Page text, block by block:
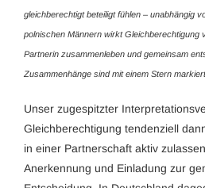
gleichberechtigt beteiligt fühlen – unabhängig
polnischen Männern wirkt Gleichberechtigung
Partnerin zusammenleben und gemeinsam
Zusammenhänge sind mit einem Stern
Unser zugespitzter
Gleichberechtigung tendenziell
in einer Partnerschaft aktiv
Anerkennung und Einladung zur